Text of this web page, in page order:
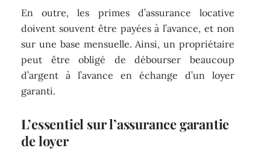
En outre, les primes d’assurance locative
doivent souvent être payées à l’avance, et non
sur une base mensuelle. Ainsi, un propriétaire
peut être obligé de débourser beaucoup
d’argent à l’avance en échange d’un loyer
garanti.
L’essentiel sur l’assurance garantie
de loyer